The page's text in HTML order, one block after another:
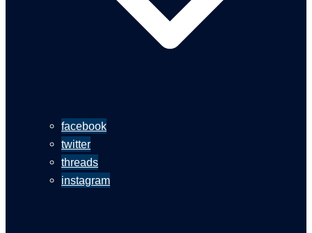
facebook
twitter
threads
instagram